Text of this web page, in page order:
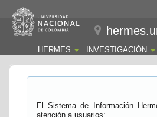
HERMES INVESTIGACIÓN
El Sistema de Información
atención a usuarios: